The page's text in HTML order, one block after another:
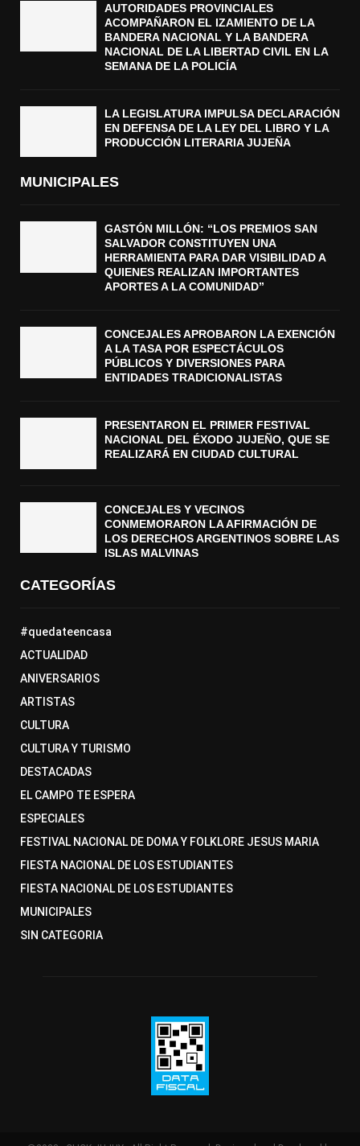
AUTORIDADES PROVINCIALES
ACOMPAÑARON EL IZAMIENTO DE LA
BANDERA NACIONAL Y LA BANDERA
NACIONAL DE LA LIBERTAD CIVIL EN LA
SEMANA DE LA POLICÍA
LA LEGISLATURA IMPULSA DECLARACIÓN
EN DEFENSA DE LA LEY DEL LIBRO Y LA
PRODUCCIÓN LITERARIA JUJEÑA
MUNICIPALES
GASTÓN MILLÓN: “LOS PREMIOS SAN
SALVADOR CONSTITUYEN UNA
HERRAMIENTA PARA DAR VISIBILIDAD A
QUIENES REALIZAN IMPORTANTES
APORTES A LA COMUNIDAD”
CONCEJALES APROBARON LA EXENCIÓN
A LA TASA POR ESPECTÁCULOS
PÚBLICOS Y DIVERSIONES PARA
ENTIDADES TRADICIONALISTAS
PRESENTARON EL PRIMER FESTIVAL
NACIONAL DEL ÉXODO JUJEÑO, QUE SE
REALIZARÁ EN CIUDAD CULTURAL
CONCEJALES Y VECINOS
CONMEMORARON LA AFIRMACIÓN DE
LOS DERECHOS ARGENTINOS SOBRE LAS
ISLAS MALVINAS
CATEGORÍAS
#quedateencasa
ACTUALIDAD
ANIVERSARIOS
ARTISTAS
CULTURA
CULTURA Y TURISMO
DESTACADAS
EL CAMPO TE ESPERA
ESPECIALES
FESTIVAL NACIONAL DE DOMA Y FOLKLORE JESUS MARIA
FIESTA NACIONAL DE LOS ESTUDIANTES
FIESTA NACIONAL DE LOS ESTUDIANTES
MUNICIPALES
SIN CATEGORIA